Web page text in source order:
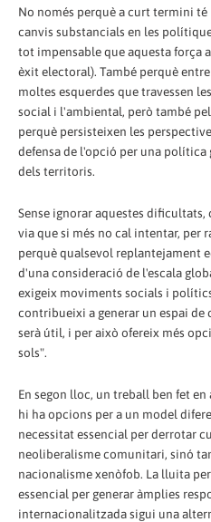
No només perquè a curt termini
canvis substancials en les
tot impensable que aquesta força
èxit electoral). També perquè
moltes esquerdes que travessen
social i l'ambiental, però també
perquè persisteixen les
defensa de l'opció per una
dels territoris.
Sense ignorar aquestes dificultats,
via que si més no cal intentar, per
perquè qualsevol replantejament
d'una consideració de l'escala
exigeix ​​moviments socials i
contribueixi a generar un espai
serà útil, i per això ofereix més
sols".
En segon lloc, un treball ben fet
hi ha opcions per a un model
necessitat essencial per derrotar
neoliberalisme comunitari, sinó
nacionalisme xenòfob. La lluita
essencial per generar àmplies
internacionalitzada sigui una